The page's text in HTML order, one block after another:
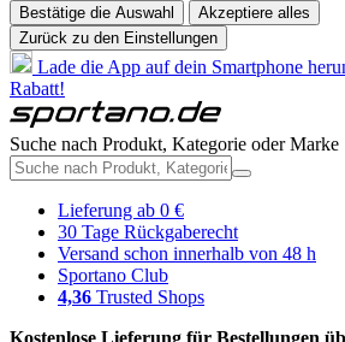
Bestätige die Auswahl
Akzeptiere alles
Zurück zu den Einstellungen
Lade die App auf dein Smartphone
Rabatt!
Suche nach Produkt, Kategorie oder Marke
Lieferung ab 0 €
30 Tage Rückgaberecht
Versand schon innerhalb von 48 h
Sportano Club
4,36 Trusted Shops
Kostenlose Lieferung für Bestellungen